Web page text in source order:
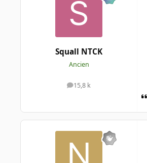
Squall NTCK
Ancien
15,8 k
messages